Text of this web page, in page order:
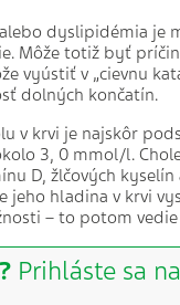
dyslipidémia je
Môže totiž byť
vyústiť v „cievnu
dolných končatín.
v krvi je najskôr
3, 0 mmol/l.
D, žlčových
jeho hladina v krvi
– to potom
Prihláste sa